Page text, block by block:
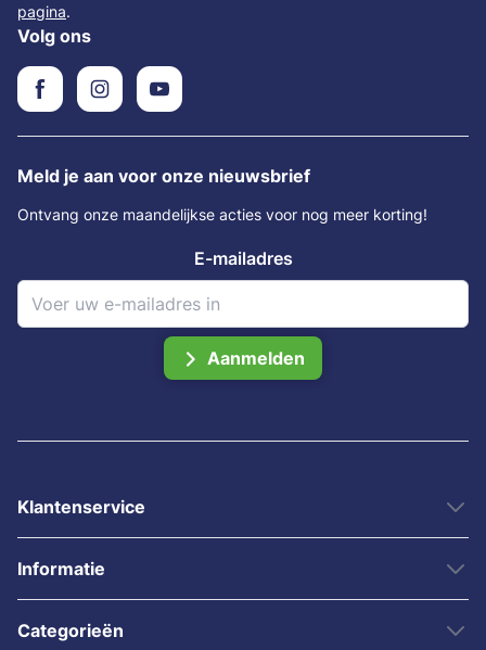
pagina.
Volg ons
Meld je aan voor onze nieuwsbrief
Ontvang onze maandelijkse acties voor nog meer korting!
E-mailadres
Aanmelden
Klantenservice
Informatie
Categorieën